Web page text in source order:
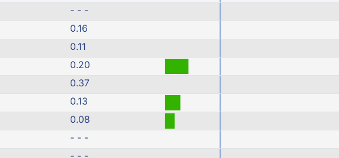
- - -
0.16
0.11
0.20
0.37
0.13
0.08
- - -
- - -